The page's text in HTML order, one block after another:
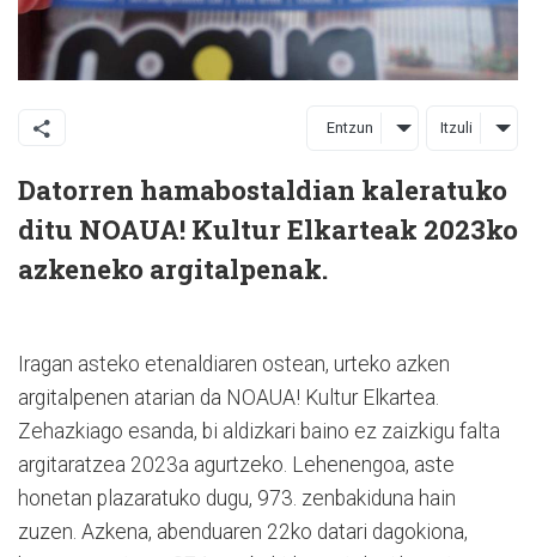
Entzun Itzuli
Datorren hamabostaldian kaleratuko
ditu NOAUA! Kultur Elkarteak 2023ko
azkeneko argitalpenak.
Iragan asteko etenaldiaren ostean, urteko azken
argitalpenen atarian da NOAUA! Kultur Elkartea.
Zehazkiago esanda, bi aldizkari baino ez zaizkigu falta
argitaratzea 2023a agurtzeko. Lehenengoa, aste
honetan plazaratuko dugu, 973. zenbakiduna hain
zuzen. Azkena, abenduaren 22ko datari dagokiona,